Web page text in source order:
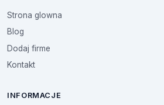
Strona glowna
Blog
Dodaj firme
Kontakt
INFORMACJE